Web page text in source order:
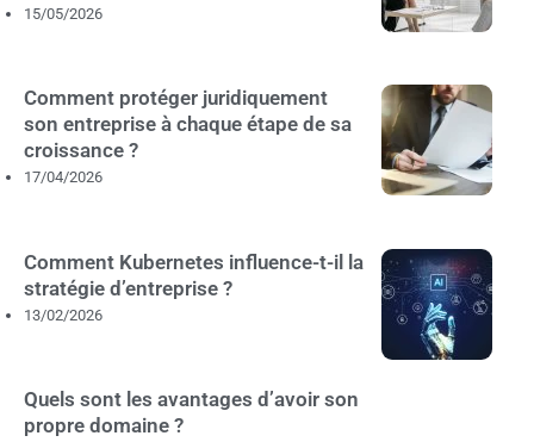
15/05/2026
Comment protéger juridiquement
son entreprise à chaque étape de sa
croissance ?
17/04/2026
Comment Kubernetes influence-t-il la
stratégie d’entreprise ?
13/02/2026
Quels sont les avantages d’avoir son
propre domaine ?